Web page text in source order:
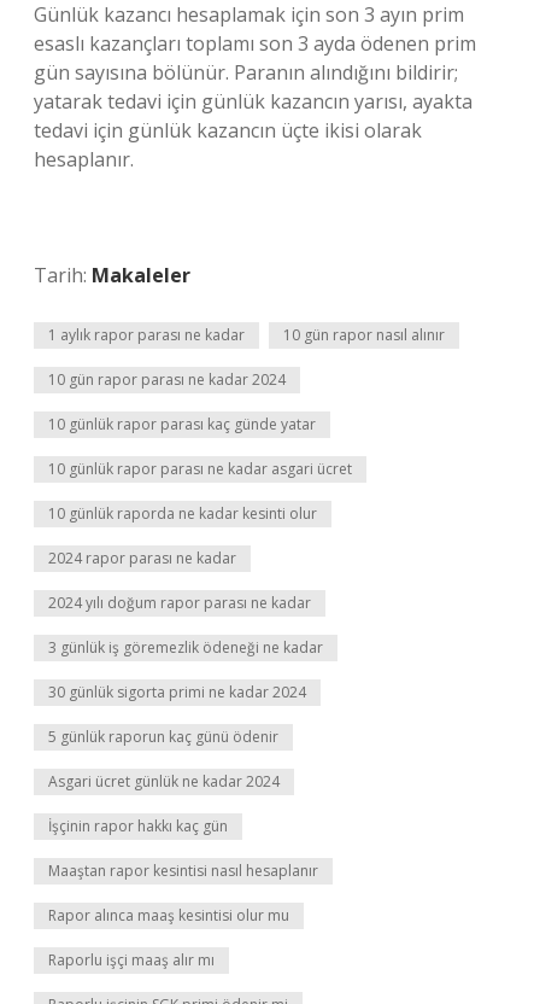
Günlük kazancı hesaplamak için son 3 ayın prim
esaslı kazançları toplamı son 3 ayda ödenen prim
gün sayısına bölünür. Paranın alındığını bildirir;
yatarak tedavi için günlük kazancın yarısı, ayakta
tedavi için günlük kazancın üçte ikisi olarak
hesaplanır.
Tarih: Makaleler
1 aylık rapor parası ne kadar 10 gün rapor nasıl alınır
10 gün rapor parası ne kadar 2024
10 günlük rapor parası kaç günde yatar
10 günlük rapor parası ne kadar asgari ücret
10 günlük raporda ne kadar kesinti olur
2024 rapor parası ne kadar
2024 yılı doğum rapor parası ne kadar
3 günlük iş göremezlik ödeneği ne kadar
30 günlük sigorta primi ne kadar 2024
5 günlük raporun kaç günü ödenir
Asgari ücret günlük ne kadar 2024
İşçinin rapor hakkı kaç gün
Maaştan rapor kesintisi nasıl hesaplanır
Rapor alınca maaş kesintisi olur mu
Raporlu işçi maaş alır mı